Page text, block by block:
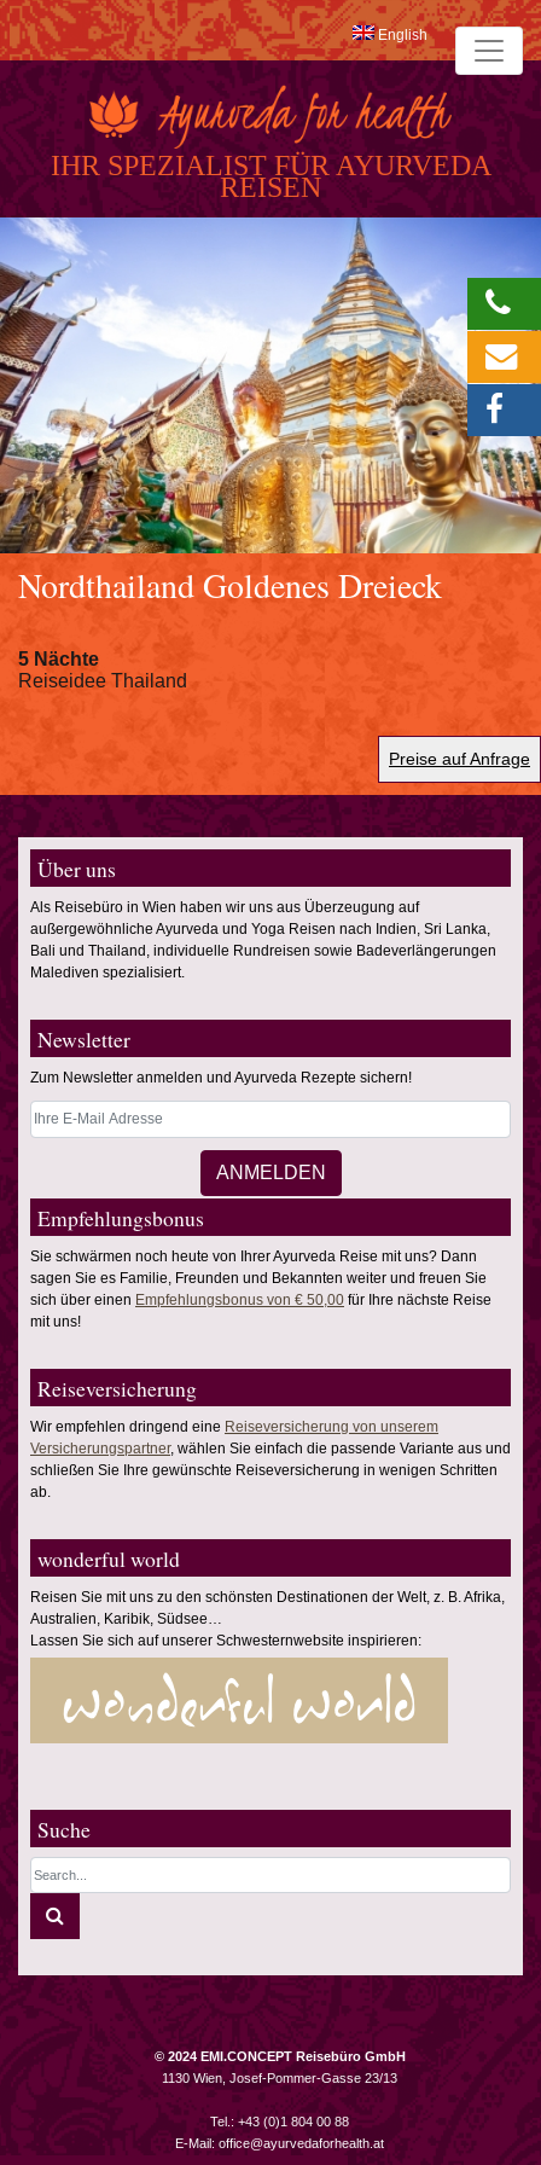
IHR SPEZIALIST FÜR AYURVEDA
REISEN
English
Nordthailand Goldenes Dreieck
5 Nächte
Reiseidee Thailand
Preise auf Anfrage
Über uns
Als Reisebüro in Wien haben wir uns aus Überzeugung auf
außergewöhnliche Ayurveda und Yoga Reisen nach Indien, Sri Lanka,
Bali und Thailand, individuelle Rundreisen sowie Badeverlängerungen
Malediven spezialisiert.
Newsletter
Zum Newsletter anmelden und Ayurveda Rezepte sichern!
Empfehlungsbonus
Sie schwärmen noch heute von Ihrer Ayurveda Reise mit uns? Dann
sagen Sie es Familie, Freunden und Bekannten weiter und freuen Sie
sich über einen Empfehlungsbonus von € 50,00 für Ihre nächste Reise
mit uns!
Reiseversicherung
Wir empfehlen dringend eine Reiseversicherung von unserem
Versicherungspartner, wählen Sie einfach die passende Variante aus und
schließen Sie Ihre gewünschte Reiseversicherung in wenigen Schritten
ab.
wonderful world
Reisen Sie mit uns zu den schönsten Destinationen der Welt, z. B. Afrika,
Australien, Karibik, Südsee…
Lassen Sie sich auf unserer Schwesternwebsite inspirieren:
Suche
© 2024 EMI.CONCEPT Reisebüro GmbH
1130 Wien, Josef-Pommer-Gasse 23/13
Tel.: +43 (0)1 804 00 88
E-Mail: office@ayurvedaforhealth.at